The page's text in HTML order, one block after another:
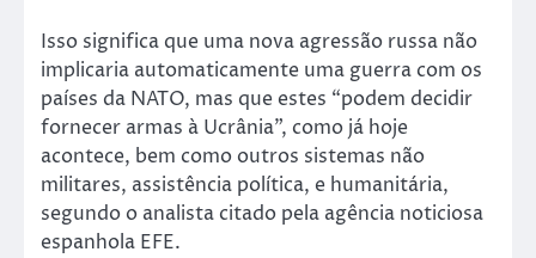
Isso significa que uma nova agressão russa não
implicaria automaticamente uma guerra com os
países da NATO, mas que estes “podem decidir
fornecer armas à Ucrânia”, como já hoje
acontece, bem como outros sistemas não
militares, assistência política, e humanitária,
segundo o analista citado pela agência noticiosa
espanhola EFE.